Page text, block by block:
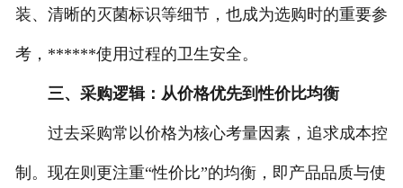
装、清晰的灭菌标识等细节，也成为选购时的重要参
考，******使用过程的卫生安全。
三、采购逻辑：从价格优先到性价比均衡
过去采购常以价格为核心考量因素，追求成本控
制。现在则更注重“性价比”的均衡，即产品品质与使